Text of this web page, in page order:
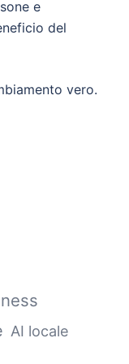
e
del
vero.
AI locale